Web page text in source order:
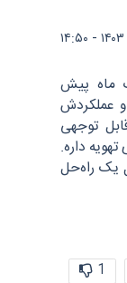
ماه پیش
عملکردش
توجهی
داره.
یک راه‌حل
1